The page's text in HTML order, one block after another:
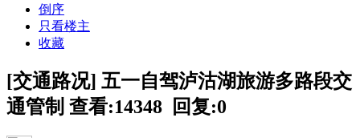
倒序
只看楼主
收藏
[交通路况] 五一自驾泸沽湖旅游多路段交
通管制 查看:14348 回复:0